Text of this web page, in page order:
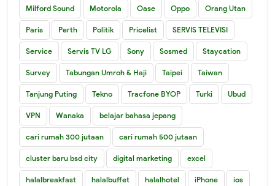
Milford Sound Motorola Oase Oppo Orang Utan
Paris Perth Politik Pricelist SERVIS TELEVISI
Service Servis TV LG Sony Sosmed Staycation
Survey Tabungan Umroh & Haji Taipei Taiwan
Tanjung Puting Tekno Tracfone BYOP Turki Ubud
VPN Wanaka belajar bahasa jepang
cari rumah 300 jutaan cari rumah 500 jutaan
cluster baru bsd city digital marketing excel
halalbreakfast halalbuffet halalhotel iPhone ios